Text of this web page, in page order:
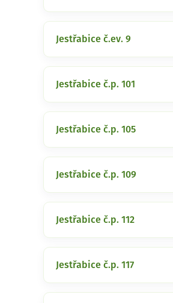
Jestřabice č.ev. 9
Jestřabice č.p. 101
Jestřabice č.p. 105
Jestřabice č.p. 109
Jestřabice č.p. 112
Jestřabice č.p. 117